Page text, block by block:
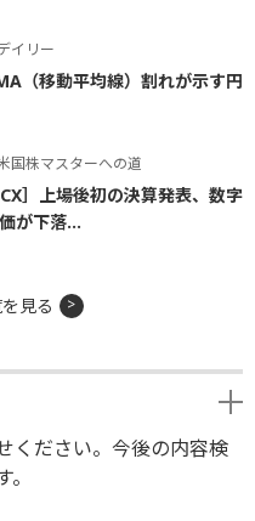
イリー
（移動平均線）割れが示す円
国株マスターへの道
］上場後初の決算発表、数字
が下落...
見る
ください。今後の内容検